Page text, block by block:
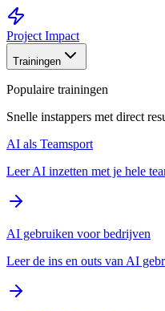
Project Impact
Trainingen
Populaire trainingen
Snelle instappers met direct
AI als Teamsport
Leer AI inzetten met je hele
AI gebruiken voor bedrijven
Leer de ins en outs van AI